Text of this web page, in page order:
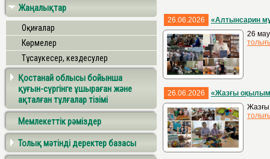
Жаңалықтар
Оқиғалар
Көрмелер
Тұсаукесер, кездесулер
Қостанай облысы бойынша
қуғын-сүргінге ұшыраған және
ақталған тұлғалар тізімі
Мемлекеттік рәміздер
Толық мәтінді деректер базасы
26.06.2026
«Алтынсарин
26
26.06.2026
«Жазғы
Жазғы